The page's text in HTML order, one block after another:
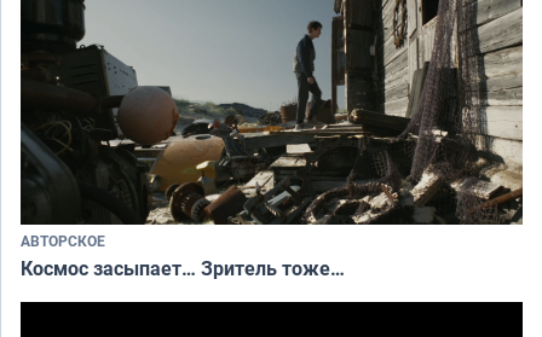
АВТОРСКОЕ
Космос засыпает… Зритель тоже…